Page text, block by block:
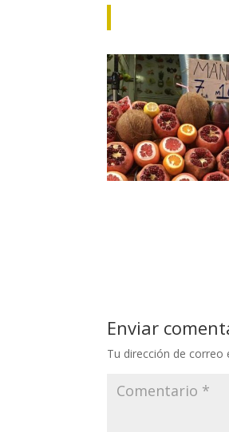
Enviar
Tu dirección de correo